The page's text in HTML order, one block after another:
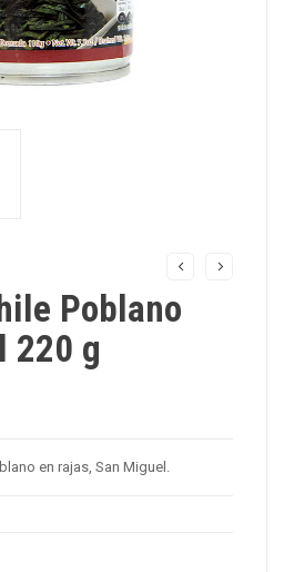
Poblano
220 g
en rajas, San Miguel.